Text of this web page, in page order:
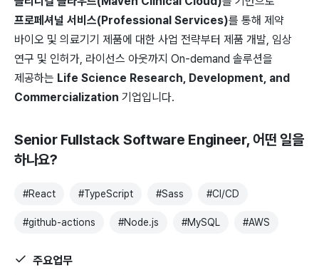
프로페셔널 서비스(Professional Services)를 ​통해 제약 ​
바이오 ​및 의료기기 ​제품에 ​대한 ​사업 전략부터 제품 ​개발, ​임상
연구 및 ​인허가, ​라이선스 ​아웃까지 On-demand 솔루션을 ​
제공하는 Life ​Science ​Research, Development, ​and
Commercialization ​기업입니다.
Senior Fullstack Software Engineer, 어떤 일을
하나요?
#React #TypeScript #Sass #CI/CD
#github-actions #Node.js #MySQL #AWS
주요업무